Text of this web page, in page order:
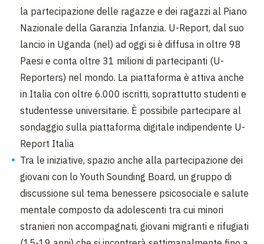
la partecipazione delle ragazze e dei ragazzi al Piano
Nazionale della Garanzia Infanzia. U-Report, dal suo
lancio in Uganda (nel) ad oggi si è diffusa in oltre 98
Paesi e conta oltre 31 milioni di partecipanti (U-
Reporters) nel mondo. La piattaforma è attiva anche
in Italia con oltre 6.000 iscritti, soprattutto studenti e
studentesse universitarie. È possibile partecipare al
sondaggio sulla piattaforma digitale indipendente U-
Report Italia
Tra le iniziative, spazio anche alla partecipazione dei
giovani con lo Youth Sounding Board, un gruppo di
discussione sul tema benessere psicosociale e salute
mentale composto da adolescenti tra cui minori
stranieri non accompagnati, giovani migranti e rifugiati